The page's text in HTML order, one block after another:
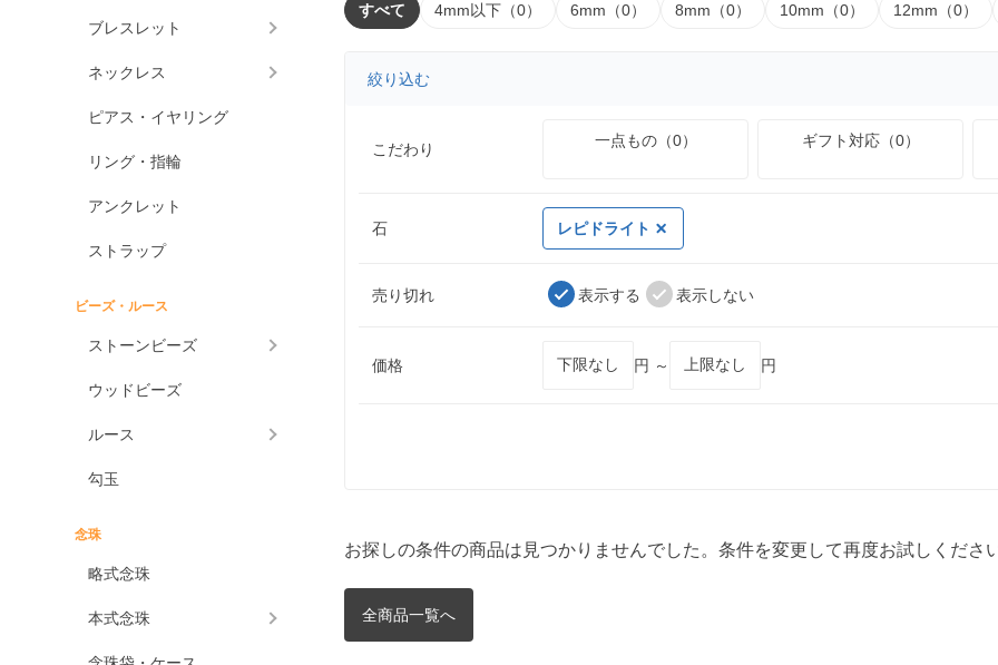
ブレスレット
ネックレス
ピアス・イヤリング
リング・指輪
アンクレット
ストラップ
ビーズ・ルース
ストーンビーズ
ウッドビーズ
ルース
勾玉
念珠
略式念珠
本式念珠
すべて 4mm以下（0） 6mm（0） 8mm（0） 10mm（0） 12mm（0）
絞り込む
こだわり 一点もの（0） ギフト対応（0）
石 レピドライト
売り切れ 表示する 表示しない
価格 円 ～ 円
お探しの条件の商品は見つかりませんでした。条件を変更して再度お試しください
全商品一覧へ